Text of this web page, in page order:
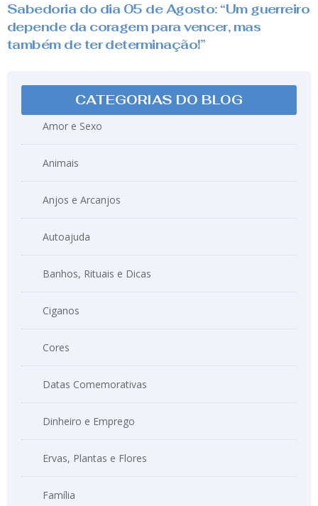
Sabedoria do dia 05 de Agosto: “Um guerreiro
depende da coragem para vencer, mas
também de ter determinação!”
CATEGORIAS DO BLOG
Amor e Sexo
Animais
Anjos e Arcanjos
Autoajuda
Banhos, Rituais e Dicas
Ciganos
Cores
Datas Comemorativas
Dinheiro e Emprego
Ervas, Plantas e Flores
Família